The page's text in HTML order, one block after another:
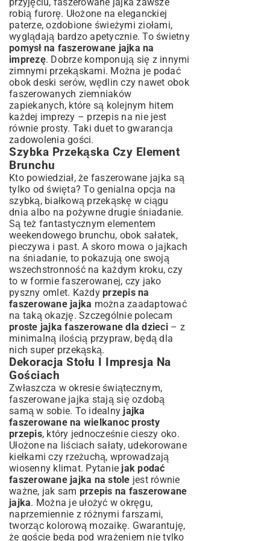
robią furorę. Ułożone na eleganckiej
paterze, ozdobione świeżymi ziołami,
wyglądają bardzo apetycznie. To świetny
pomysł na faszerowane jajka na
imprezę. Dobrze komponują się z innymi
zimnymi przekąskami. Można je podać
obok deski serów, wędlin czy nawet obok
faszerowanych ziemniaków
zapiekanych, które są kolejnym hitem
każdej imprezy – przepis na nie jest
równie prosty. Taki duet to gwarancja
zadowolenia gości.
Szybka Przekąska Czy Element
Brunchu
Kto powiedział, że faszerowane jajka są
tylko od święta? To genialna opcja na
szybką, białkową przekąskę w ciągu
dnia albo na pożywne drugie śniadanie.
Są też fantastycznym elementem
weekendowego brunchu, obok sałatek,
pieczywa i past. A skoro mowa o jajkach
na śniadanie, to pokazują one swoją
wszechstronność na każdym kroku, czy
to w formie faszerowanej, czy jako
pyszny omlet. Każdy przepis na
faszerowane jajka można zaadaptować
na taką okazję. Szczególnie polecam
proste jajka faszerowane dla dzieci– z
minimalną ilością przypraw, będą dla
nich super przekąską.
Dekoracja Stołu I Impresja Na
Gościach
Zwłaszcza w okresie świątecznym,
faszerowane jajka stają się ozdobą
samą w sobie. To idealny jajka
faszerowane na wielkanoc prosty
przepis, który jednocześnie cieszy oko.
Ułożone na liściach sałaty, udekorowane
kiełkami czy rzeżuchą, wprowadzają
wiosenny klimat. Pytanie jak podać
faszerowane jajka na stole jest równie
ważne, jak sam przepis na faszerowane
jajka. Można je ułożyć w okręgu,
naprzemiennie z różnymi farszami,
tworząc kolorową mozaikę. Gwarantuję,
że goście będą pod wrażeniem nie tylko